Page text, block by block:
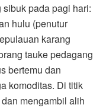
pada pagi hari:
hulu (penutur
karang
tauke pedagang
bertemu dan
komoditas. Di titik
mengambil alih